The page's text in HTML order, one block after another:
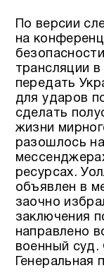
По версии
на
трансляции
передать
для ударов
сделать
жизни
разошлось
ресурсах.
объявлен в
заочно
заключения
направлено
военный
Генеральная